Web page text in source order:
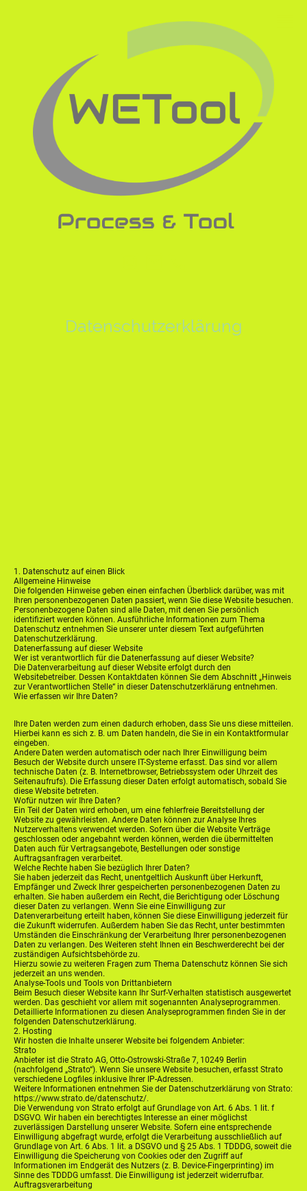
Datenschutzerklärung
1. Datenschutz auf einen Blick
Allgemeine Hinweise
Die folgenden Hinweise geben einen einfachen Überblick darüber, was mit
Ihren personenbezogenen Daten passiert, wenn Sie diese Website besuchen.
Personenbezogene Daten sind alle Daten, mit denen Sie persönlich
identifiziert werden können. Ausführliche Informationen zum Thema
Datenschutz entnehmen Sie unserer unter diesem Text aufgeführten
Datenschutzerklärung.
Datenerfassung auf dieser Website
Wer ist verantwortlich für die Datenerfassung auf dieser Website?
Die Datenverarbeitung auf dieser Website erfolgt durch den
Websitebetreiber. Dessen Kontaktdaten können Sie dem Abschnitt „Hinweis
zur Verantwortlichen Stelle“ in dieser Datenschutzerklärung entnehmen.
Wie erfassen wir Ihre Daten?
Ihre Daten werden zum einen dadurch erhoben, dass Sie uns diese mitteilen.
Hierbei kann es sich z. B. um Daten handeln, die Sie in ein Kontaktformular
eingeben.
Andere Daten werden automatisch oder nach Ihrer Einwilligung beim
Besuch der Website durch unsere IT-Systeme erfasst. Das sind vor allem
technische Daten (z. B. Internetbrowser, Betriebssystem oder Uhrzeit des
Seitenaufrufs). Die Erfassung dieser Daten erfolgt automatisch, sobald Sie
diese Website betreten.
Wofür nutzen wir Ihre Daten?
Ein Teil der Daten wird erhoben, um eine fehlerfreie Bereitstellung der
Website zu gewährleisten. Andere Daten können zur Analyse Ihres
Nutzerverhaltens verwendet werden. Sofern über die Website Verträge
geschlossen oder angebahnt werden können, werden die übermittelten
Daten auch für Vertragsangebote, Bestellungen oder sonstige
Auftragsanfragen verarbeitet.
Welche Rechte haben Sie bezüglich Ihrer Daten?
Sie haben jederzeit das Recht, unentgeltlich Auskunft über Herkunft,
Empfänger und Zweck Ihrer gespeicherten personenbezogenen Daten zu
erhalten. Sie haben außerdem ein Recht, die Berichtigung oder Löschung
dieser Daten zu verlangen. Wenn Sie eine Einwilligung zur
Datenverarbeitung erteilt haben, können Sie diese Einwilligung jederzeit für
die Zukunft widerrufen. Außerdem haben Sie das Recht, unter bestimmten
Umständen die Einschränkung der Verarbeitung Ihrer personenbezogenen
Daten zu verlangen. Des Weiteren steht Ihnen ein Beschwerderecht bei der
zuständigen Aufsichtsbehörde zu.
Hierzu sowie zu weiteren Fragen zum Thema Datenschutz können Sie sich
jederzeit an uns wenden.
Analyse-Tools und Tools von Drittanbietern
Beim Besuch dieser Website kann Ihr Surf-Verhalten statistisch ausgewertet
werden. Das geschieht vor allem mit sogenannten Analyseprogrammen.
Detaillierte Informationen zu diesen Analyseprogrammen finden Sie in der
folgenden Datenschutzerklärung.
2. Hosting
Wir hosten die Inhalte unserer Website bei folgendem Anbieter:
Strato
Anbieter ist die Strato AG, Otto-Ostrowski-Straße 7, 10249 Berlin
(nachfolgend „Strato“). Wenn Sie unsere Website besuchen, erfasst Strato
verschiedene Logfiles inklusive Ihrer IP-Adressen.
Weitere Informationen entnehmen Sie der Datenschutzerklärung von Strato:
https://www.strato.de/datenschutz/.
Die Verwendung von Strato erfolgt auf Grundlage von Art. 6 Abs. 1 lit. f
DSGVO. Wir haben ein berechtigtes Interesse an einer möglichst
zuverlässigen Darstellung unserer Website. Sofern eine entsprechende
Einwilligung abgefragt wurde, erfolgt die Verarbeitung ausschließlich auf
Grundlage von Art. 6 Abs. 1 lit. a DSGVO und § 25 Abs. 1 TDDDG, soweit die
Einwilligung die Speicherung von Cookies oder den Zugriff auf
Informationen im Endgerät des Nutzers (z. B. Device-Fingerprinting) im
Sinne des TDDDG umfasst. Die Einwilligung ist jederzeit widerrufbar.
Auftragsverarbeitung